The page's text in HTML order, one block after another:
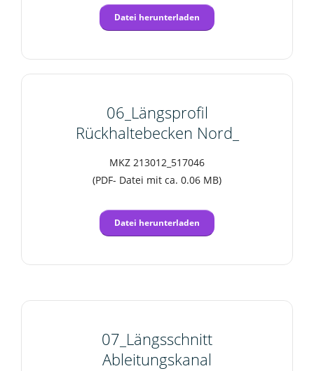
Datei herunterladen
06_Längsprofil
Rückhaltebecken Nord_
MKZ 213012_517046
(PDF- Datei mit ca. 0.06 MB)
Datei herunterladen
07_Längsschnitt
Ableitungskanal